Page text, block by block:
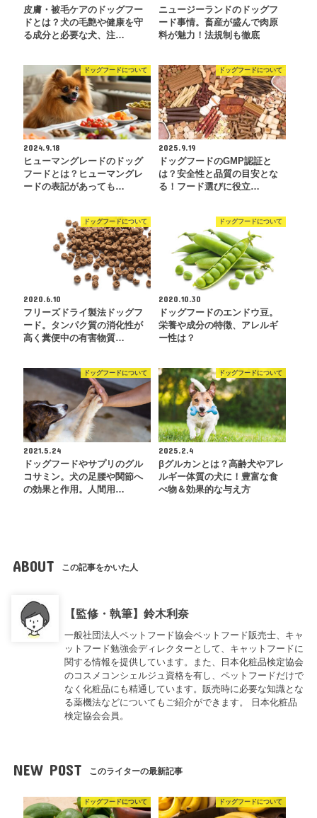
皮膚・被毛ケアのドッグフー
ドとは？犬の毛艶や健康を守
る成分と必要な犬、注…
ニュージーランドのドッグフ
ード事情。畜産が盛んで肉原
料が魅力！法規制も徹底
ドッグフードについて
2024.9.18
ヒューマングレードのドッグ
フードとは？ヒューマングレ
ードの表記があっても…
ドッグフードについて
2025.9.19
ドッグフードのGMP認証と
は？安全性と品質の目安とな
る！フード選びに役立…
ドッグフードについて
2020.6.10
フリーズドライ製法ドッグフ
ード。タンパク質の消化性が
高く糞便中の有害物質…
ドッグフードについて
2020.10.30
ドッグフードのエンドウ豆。
栄養や成分の特徴、アレルギ
ー性は？
ドッグフードについて
2021.5.24
ドッグフードやサプリのグル
コサミン。犬の足腰や関節へ
の効果と作用。人間用…
ドッグフードについて
2025.2.4
βグルカンとは？高齢犬やアレ
ルギー体質の犬に！豊富な食
べ物＆効果的な与え方
ABOUT この記事をかいた人
【監修・執筆】鈴木利奈
一般社団法人ペットフード協会ペットフード販売士、キャ
ットフード勉強会ディレクターとして、キャットフードに
関する情報を提供しています。また、日本化粧品検定協会
のコスメコンシェルジュ資格を有し、ペットフードだけで
なく化粧品にも精通しています。販売時に必要な知識とな
る薬機法などについてもご紹介ができます。 日本化粧品
検定協会会員。
NEW POST このライターの最新記事
ドッグフードについて ドッグフードについて